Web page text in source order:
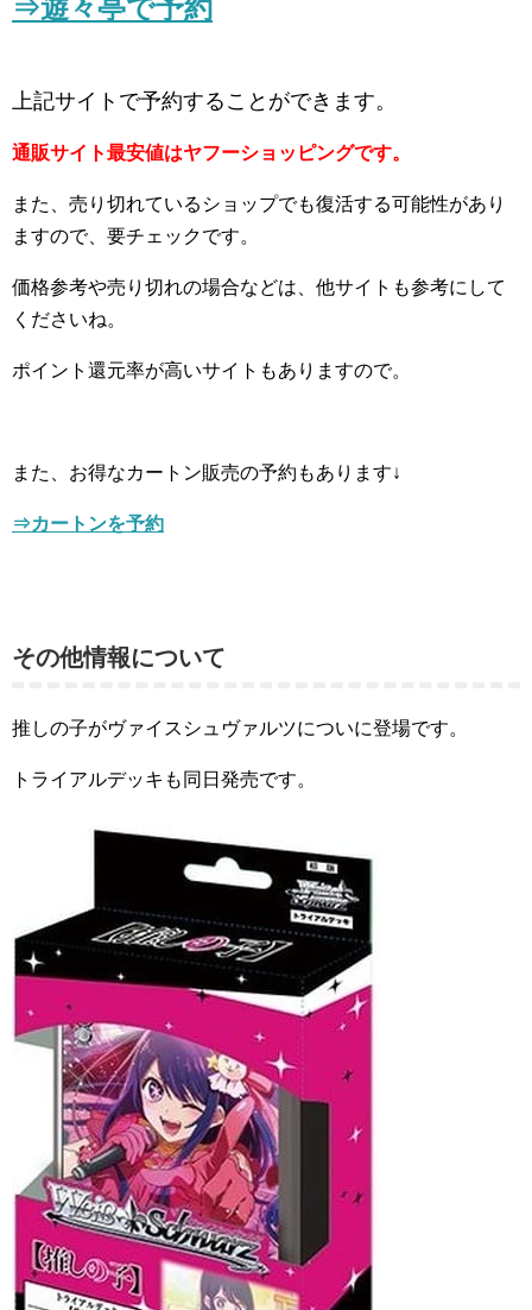
⇒遊々亭で予約
上記サイトで予約することができます。
通販サイト最安値はヤフーショッピングです。
また、売り切れているショップでも復活する可能性があり
ますので、要チェックです。
価格参考や売り切れの場合などは、他サイトも参考にして
くださいね。
ポイント還元率が高いサイトもありますので。
また、お得なカートン販売の予約もあります↓
⇒カートンを予約
その他情報について
推しの子がヴァイスシュヴァルツについに登場です。
トライアルデッキも同日発売です。